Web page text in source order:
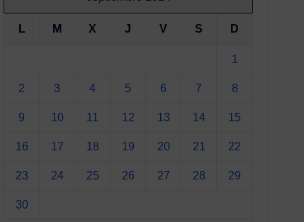
L M X J V S D
1
2 3 4 5 6 7 8
9 10 11 12 13 14 15
16 17 18 19 20 21 22
23 24 25 26 27 28 29
30